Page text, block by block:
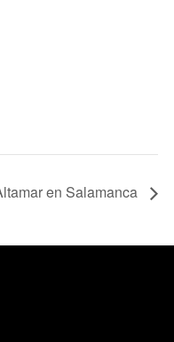
en Salamanca